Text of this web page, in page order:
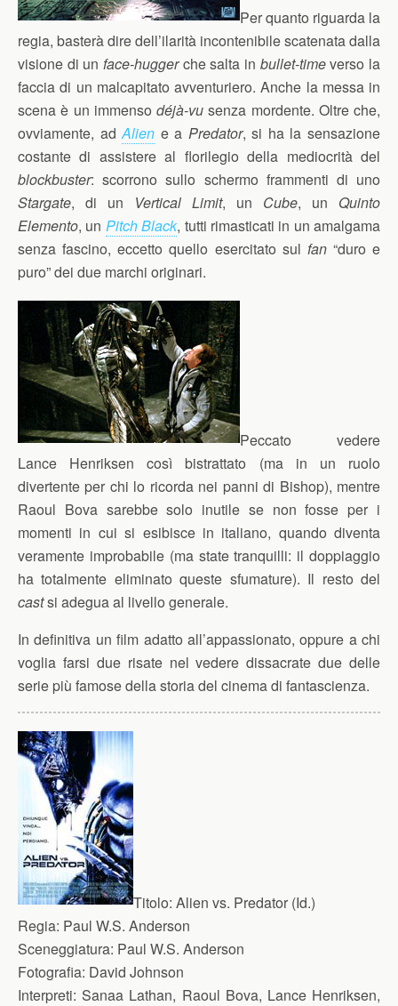
Per quanto riguarda la
regia, basterà dire dell’ilarità incontenibile scatenata dalla
visione di un face-huggerche salta in bullet-timeverso la
faccia di un malcapitato avventuriero. Anche la messa in
scena è un immenso déjà-vu senza mordente. Oltre che,
ovviamente, adAlien e a Predator, si ha la sensazione
costante di assistere al florilegio della mediocrità del
blockbuster: scorrono sullo schermo frammenti di uno
Stargate, di un Vertical Limit, un Cube, un Quinto
Elemento, un Pitch Black, tutti rimasticati in un amalgama
senza fascino, eccetto quello esercitato sul fan“duro e
puro” dei due marchi originari.
Peccato vedere
Lance Henriksen così bistrattato (ma in un ruolo
divertente per chi lo ricorda nei panni di Bishop), mentre
Raoul Bova sarebbe solo inutile se non fosse per i
momenti in cui si esibisce in italiano, quando diventa
veramente improbabile (ma state tranquilli: il doppiaggio
ha totalmente eliminato queste sfumature). Il resto del
castsi adegua al livello generale.
In definitiva un film adatto all’appassionato, oppure a chi
voglia farsi due risate nel vedere dissacrate due delle
serie più famose della storia del cinema di fantascienza.
Titolo: Alien vs. Predator (Id.)
Regia: Paul W.S. Anderson
Sceneggiatura: Paul W.S. Anderson
Fotografia: David Johnson
Interpreti: Sanaa Lathan, Raoul Bova, Lance Henriksen,